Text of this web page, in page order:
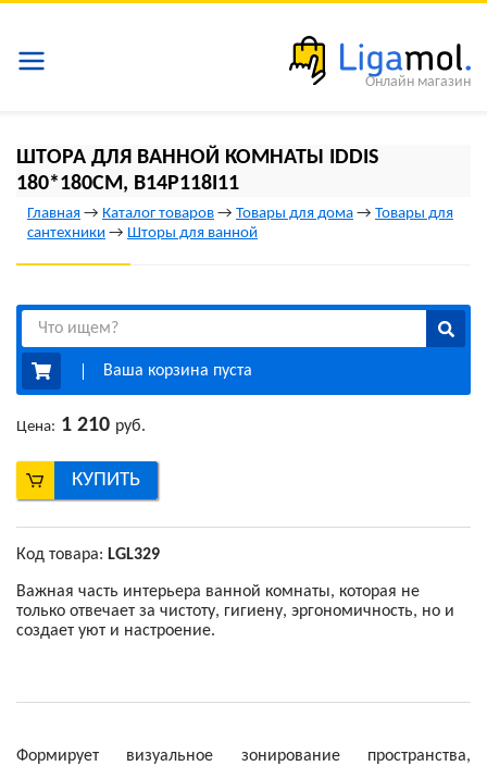
ШТОРА ДЛЯ ВАННОЙ КОМНАТЫ IDDIS
180*180СМ, B14P118I11
Главная → Каталог товаров → Товары для дома → Товары для
сантехники → Шторы для ванной
Ваша корзина пуста
Цена: 1 210 руб.
КУПИТЬ
Код товара: LGL329
Важная часть интерьера ванной комнаты, которая не
только отвечает за чистоту, гигиену, эргономичность, но и
создает уют и настроение.
Формирует визуальное зонирование пространства,
Онлайн магазин